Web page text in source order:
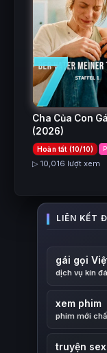
7
Cha Của Con
(2026)
Hoàn tất (10/10)
▷ 10,016 lượt xem
gái gọi
dịch vụ kín
xem phim
phim mới
truyện